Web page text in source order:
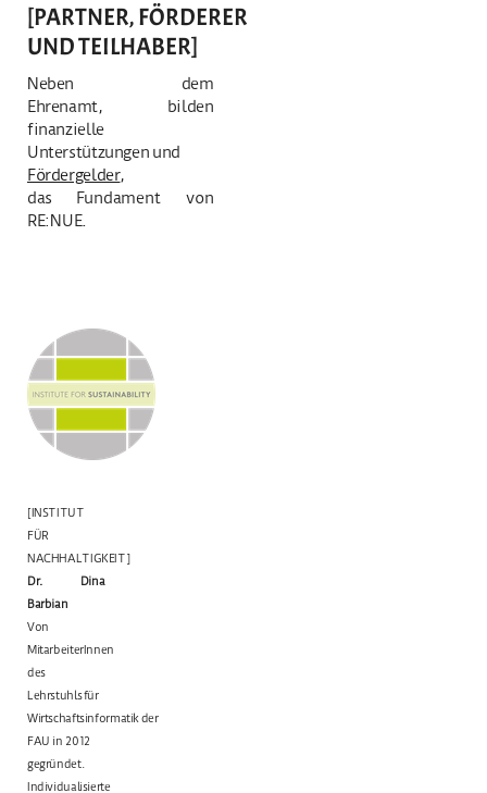
[PARTNER, FÖRDERER
UND TEILHABER]
Neben dem
Ehrenamt, bilden
finanzielle
Unterstützungen und
Fördergelder,
das Fundament von
RE:NUE.
[INSTITUT
FÜR
NACHHALTIGKEIT]
Dr. Dina
Barbian
Von
MitarbeiterInnen
des
Lehrstuhls für
Wirtschaftsinformatikder
FAU in 2012
gegründet.
Individualisierte